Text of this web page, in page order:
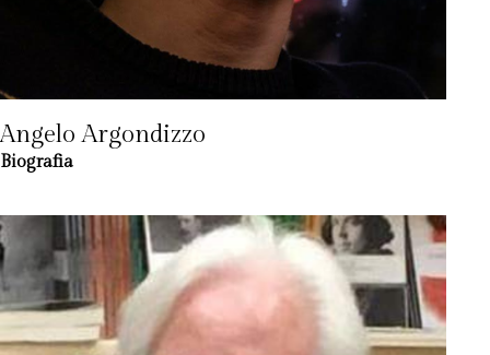
Angelo Argondizzo
Biografia